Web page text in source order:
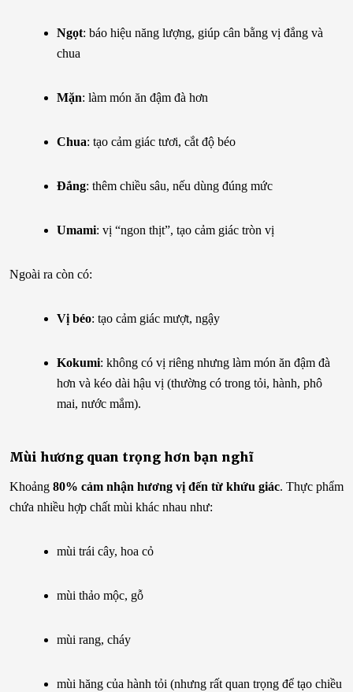
Ngọt: báo hiệu năng lượng, giúp cân bằng vị đắng và
chua
Mặn: làm món ăn đậm đà hơn
Chua: tạo cảm giác tươi, cắt độ béo
Đắng: thêm chiều sâu, nếu dùng đúng mức
Umami: vị “ngon thịt”, tạo cảm giác tròn vị
Ngoài ra còn có:
Vị béo: tạo cảm giác mượt, ngậy
Kokumi: không có vị riêng nhưng làm món ăn đậm đà
hơn và kéo dài hậu vị (thường có trong tỏi, hành, phô
mai, nước mắm).
Mùi hương quan trọng hơn bạn nghĩ
Khoảng 80% cảm nhận hương vị đến từ khứu giác. Thực phẩm
chứa nhiều hợp chất mùi khác nhau như:
mùi trái cây, hoa cỏ
mùi thảo mộc, gỗ
mùi rang, cháy
mùi hăng của hành tỏi (nhưng rất quan trọng để tạo chiều